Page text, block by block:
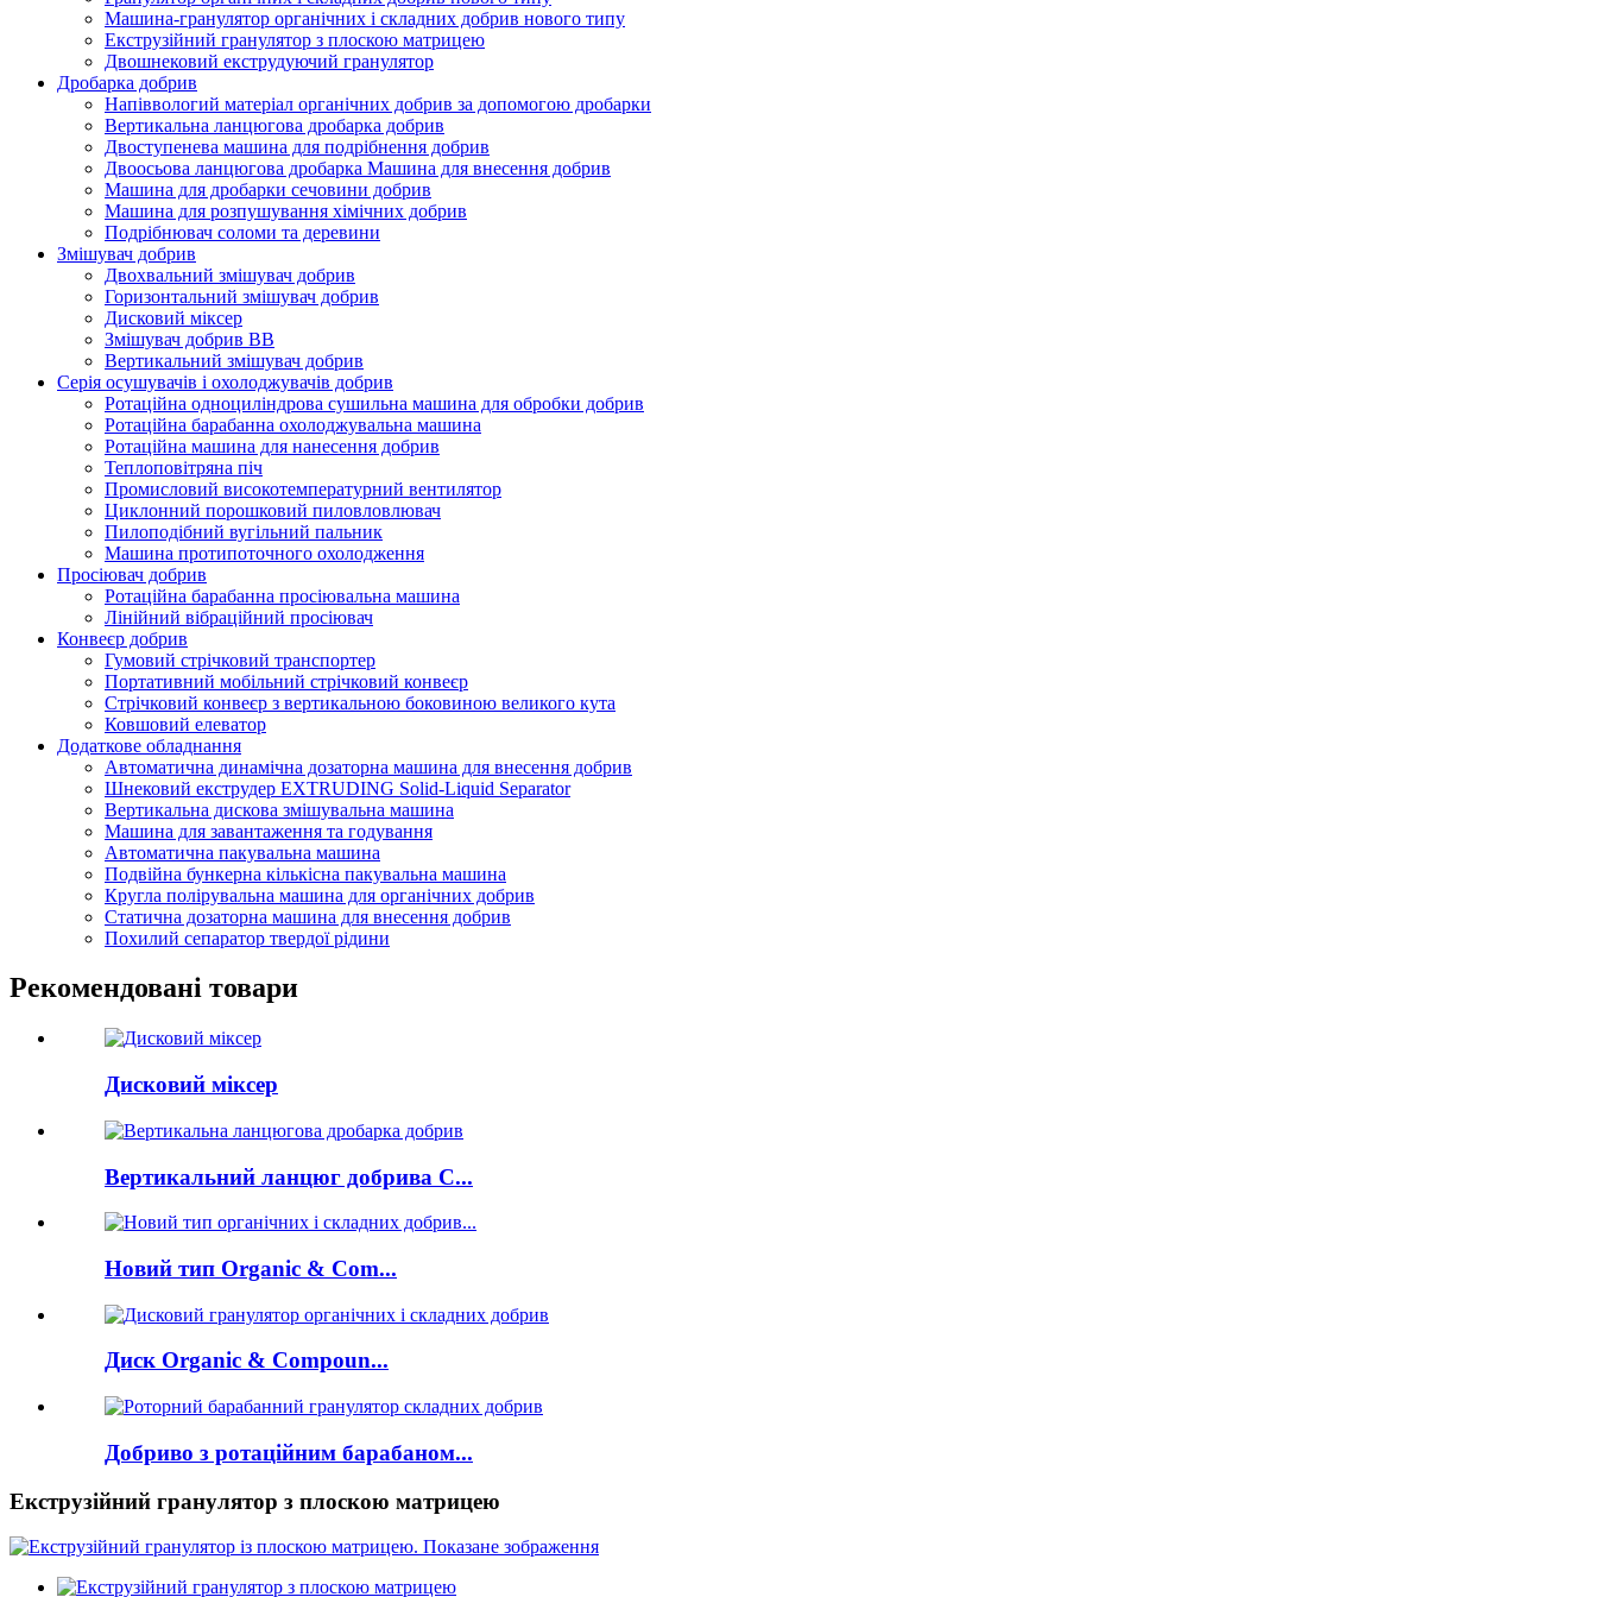
Машина-гранулятор органічних і складних добрив нового типу
Екструзійний гранулятор з плоскою матрицею
Двошнековий екструдуючий гранулятор
Дробарка добрив
Напіввологий матеріал органічних добрив за допомогою дробарки
Вертикальна ланцюгова дробарка добрив
Двоступенева машина для подрібнення добрив
Двоосьова ланцюгова дробарка Машина для внесення добрив
Машина для дробарки сечовини добрив
Машина для розпушування хімічних добрив
Подрібнювач соломи та деревини
Змішувач добрив
Двохвальний змішувач добрив
Горизонтальний змішувач добрив
Дисковий міксер
Змішувач добрив BB
Вертикальний змішувач добрив
Серія осушувачів і охолоджувачів добрив
Ротаційна одноциліндрова сушильна машина для обробки добрив
Ротаційна барабанна охолоджувальна машина
Ротаційна машина для нанесення добрив
Теплоповітряна піч
Промисловий високотемпературний вентилятор
Циклонний порошковий пиловловлювач
Пилоподібний вугільний пальник
Машина протипоточного охолодження
Просіювач добрив
Ротаційна барабанна просіювальна машина
Лінійний вібраційний просіювач
Конвеєр добрив
Гумовий стрічковий транспортер
Портативний мобільний стрічковий конвеєр
Стрічковий конвеєр з вертикальною боковиною великого кута
Ковшовий елеватор
Додаткове обладнання
Автоматична динамічна дозаторна машина для внесення добрив
Шнековий екструдер EXTRUDING Solid-Liquid Separator
Вертикальна дискова змішувальна машина
Машина для завантаження та годування
Автоматична пакувальна машина
Подвійна бункерна кількісна пакувальна машина
Кругла полірувальна машина для органічних добрив
Статична дозаторна машина для внесення добрив
Похилий сепаратор твердої рідини
Рекомендовані товари
Дисковий міксер
Вертикальний ланцюг добрива C...
Новий тип Organic & Com...
Диск Organic & Compoun...
Добриво з ротаційним барабаном...
Екструзійний гранулятор з плоскою матрицею